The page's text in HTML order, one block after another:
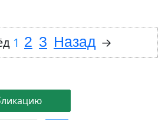
1 2 3 Назад →